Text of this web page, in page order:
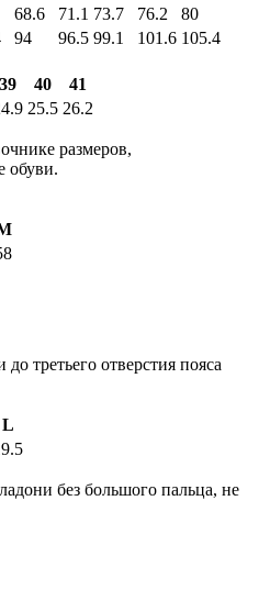
68.6 71.1 73.7 76.2
80
94 96.5 99.1 101.6 105.4
39 40
41
25.5 26.2
размеров,
обуви.
третьего отверстия пояса
L
без большого пальца, не